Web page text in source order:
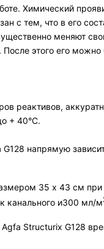
Химический
с тем, что в его
меняют
этого его можно
реактивов,
+ 40°С.
напрямую
35 x 43 см при
канального и300 мл/м
Structurix G128